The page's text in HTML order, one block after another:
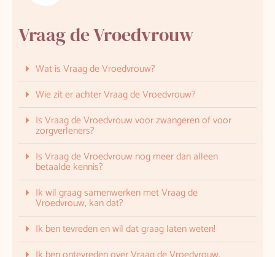
Vraag de Vroedvrouw
Wat is Vraag de Vroedvrouw?
Wie zit er achter Vraag de Vroedvrouw?
Is Vraag de Vroedvrouw voor zwangeren of voor
zorgverleners?
Is Vraag de Vroedvrouw nog meer dan alleen
betaalde kennis?
Ik wil graag samenwerken met Vraag de
Vroedvrouw, kan dat?
Ik ben tevreden en wil dat graag laten weten!